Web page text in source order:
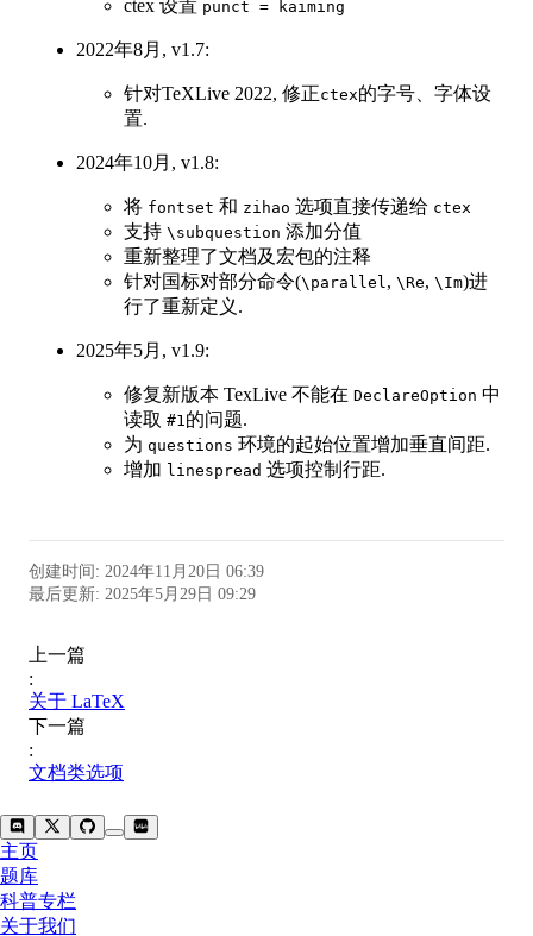
ctex 设置 punct = kaiming
2022年8月, v1.7:
针对TeXLive 2022, 修正ctex的字号、字体设
置.
2024年10月, v1.8:
将 fontset 和 zihao 选项直接传递给 ctex
支持 \subquestion 添加分值
重新整理了文档及宏包的注释
针对国标对部分命令(\parallel , \Re, \Im)进
行了重新定义.
2025年5月, v1.9:
修复新版本 TexLive 不能在 DeclareOption 中
读取 #1 的问题.
为 questions 环境的起始位置增加垂直间距.
增加 linespread 选项控制行距.
创建时间: 2024年11月20日 06:39
最后更新: 2025年5月29日 09:29
上一篇
:
关于 LaTeX
下一篇
:
文档类选项
主页
题库
科普专栏
关于我们